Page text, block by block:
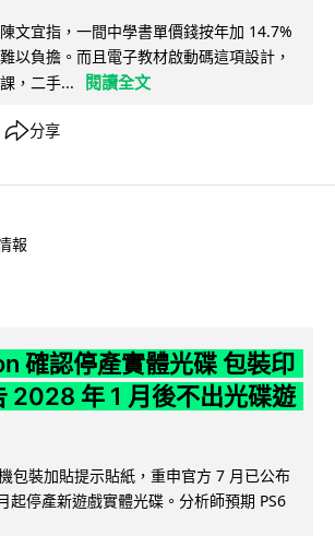
文宜指，一間中學書單價錢按年加 14.7%
以負擔。而且電子教材啟動碼這項設計，
，二手...
閱讀全文
分享
報
確認停產實體光碟 包裝印
2028 年 1 月後不出光碟遊
包裝加貼提示貼紙，重申官方 7 月已公布
起停產新遊戲實體光碟。分析師預期 PS6